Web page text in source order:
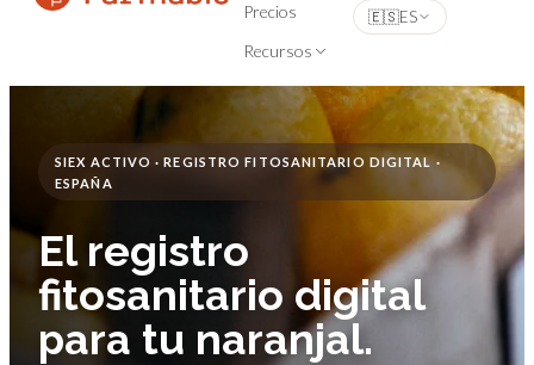
Precios
Recursos
🇪🇸ES
SIEX ACTIVO · REGISTRO FITOSANITARIO DIGITAL ·
ESPAÑA
El registro
fitosanitario digital
para tu naranjal.